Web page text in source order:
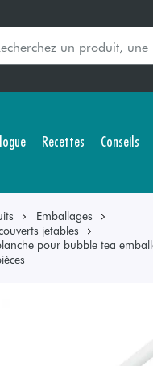
Recettes Conseils
Emballages
jetables
pour bubble tea